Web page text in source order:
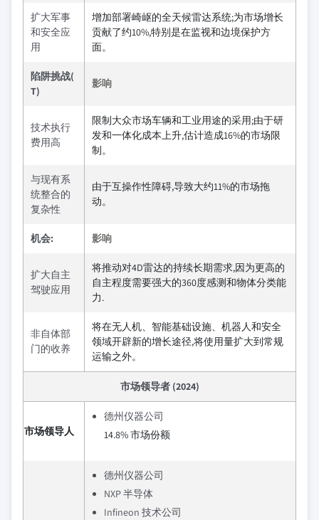
扩大军事
和安全应
用
增加部署崎岖的全天候雷达系统;为市场增长
贡献了约10%,特别是在监视和边境保护方
面。
陷阱挑战(
T)
影响
技术执行
费用高
限制大众市场车辆和工业用途的采用;由于研
发和一体化成本上升,估计造成16%的市场限
制。
与现有系
统整合的
复杂性
由于互操作性障碍,导致大约11%的市场拖
动。
机会: 影响
扩大自主
驾驶应用
将推动对4D雷达的持续长期需求,因为更高的
自主程度需要强大的360度感测和物体分类能
力.
非自体部
门的收养
将在无人机、智能基础设施、机器人和安全
领域开辟新的增长途径,将使用量扩大到常规
运输之外。
市场领导者 (2024)
市场领导人
德州仪器公司
14.8% 市场份额
德州仪器公司
NXP 半导体
Infineon 技术公司